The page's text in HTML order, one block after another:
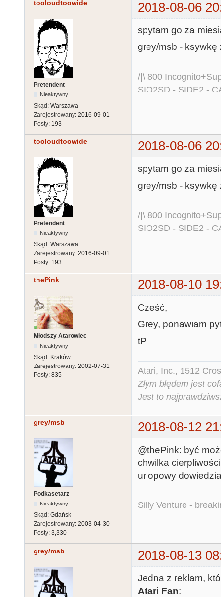
tooloudtoowide 2018-08-06
Pretendent
Nieaktywny
Skąd: Warszawa
Zarejestrowany: 2016-09-01
Posty: 193
spytam go za
grey/msb - ksywkę
/|\ 800
SIO2SD - SIDE2 -
tooloudtoowide 2018-08-06
Pretendent
Nieaktywny
Skąd: Warszawa
Zarejestrowany: 2016-09-01
Posty: 193
spytam go za
grey/msb - ksywkę
/|\ 800
SIO2SD - SIDE2 -
thePink 2018-08-10
Młodszy Atarowiec
Nieaktywny
Skąd: Kraków
Zarejestrowany: 2002-07-31
Posty: 835
Cześć,
Grey, ponawiam
tP
Atari, Inc., 1512
Złym błędem jest
Jest to
grey/msb 2018-08-12
Podkasetarz
Nieaktywny
Skąd: Gdańsk
Zarejestrowany: 2003-04-30
Posty: 3,330
@thePink: być
chwilka
urlopowy
Silly Venture -
grey/msb 2018-08-13
Jedna z reklam,
Atari Fan: